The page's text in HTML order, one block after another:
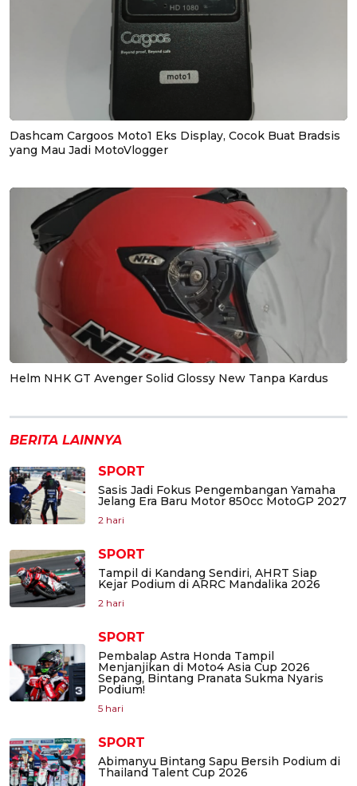
Dashcam Cargoos Moto1 Eks Display, Cocok Buat Bradsis
yang Mau Jadi MotoVlogger
Helm NHK GT Avenger Solid Glossy New Tanpa Kardus
BERITA LAINNYA
SPORT
Sasis Jadi Fokus Pengembangan Yamaha
Jelang Era Baru Motor 850cc MotoGP 2027
2 hari
SPORT
Tampil di Kandang Sendiri, AHRT Siap
Kejar Podium di ARRC Mandalika 2026
2 hari
SPORT
Pembalap Astra Honda Tampil
Menjanjikan di Moto4 Asia Cup 2026
Sepang, Bintang Pranata Sukma Nyaris
Podium!
5 hari
SPORT
Abimanyu Bintang Sapu Bersih Podium di
Thailand Talent Cup 2026